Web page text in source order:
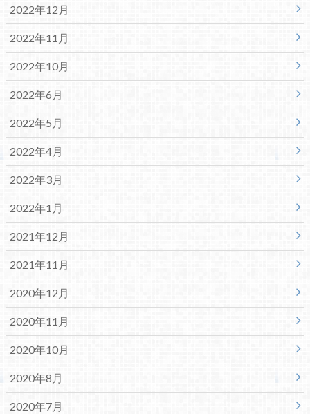
2022年12月
2022年11月
2022年10月
2022年6月
2022年5月
2022年4月
2022年3月
2022年1月
2021年12月
2021年11月
2020年12月
2020年11月
2020年10月
2020年8月
2020年7月